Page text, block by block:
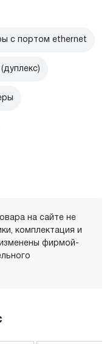
с портом ethernet
на сайте не
комплектация и
фирмой-